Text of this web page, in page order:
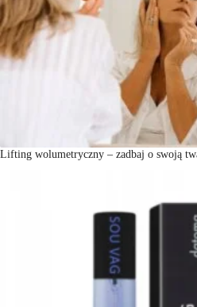
Lifting wolumetryczny – zadbaj o swoją